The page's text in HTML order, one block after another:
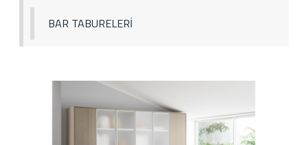
BAR TABURELERİ